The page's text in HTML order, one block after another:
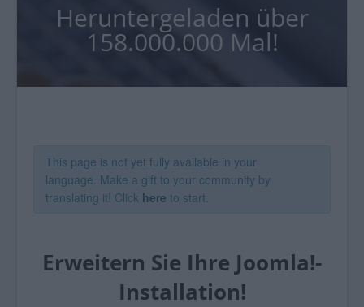
Heruntergeladen über
158.000.000 Mal!
This page is not yet fully available in your
language. Make a gift to your community by
translating it! Click here to start.
Erweitern Sie Ihre Joomla!-
Installation!